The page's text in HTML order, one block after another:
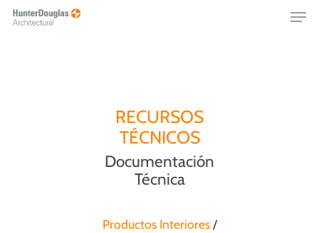
Skip
RECURSOS
TÉCNICOS
Documentación
Técnica
Productos Interiores/